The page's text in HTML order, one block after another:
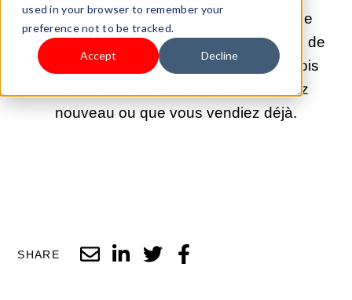
used in your browser to remember your
preference not to be tracked.
Accept Decline
Trouver des jouets d'IA gagnants pour le
dropshipping ? Ce guide couvre 4 niches de
produits, des données de prix réels et trois
façons de commencer, que vous soyez
nouveau ou que vous vendiez déjà.
SHARE